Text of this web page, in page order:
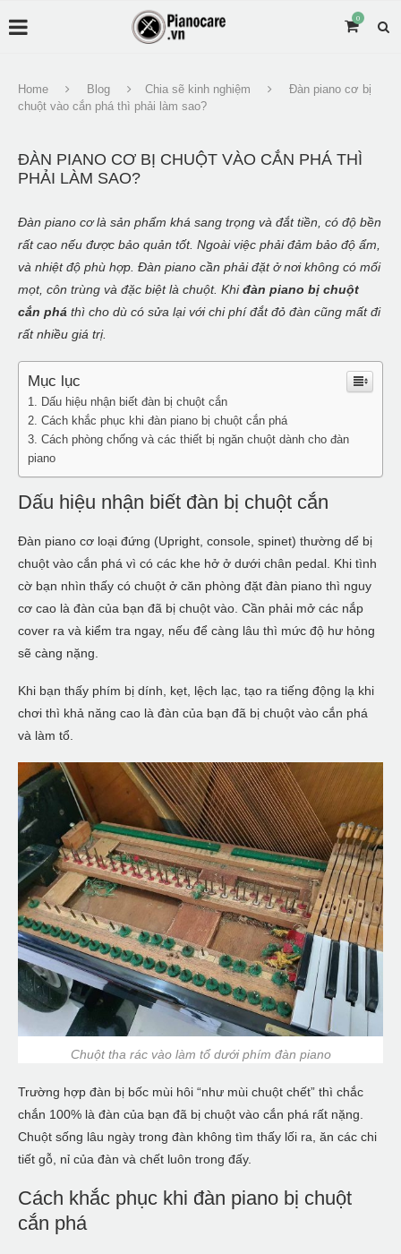
0
Home Blog Chia sẽ kinh nghiệm
Đàn piano cơ bị
chuột vào cắn phá thì phải làm sao?
ĐÀN PIANO CƠ BỊ CHUỘT VÀO CẮN PHÁ THÌ
PHẢI LÀM SAO?
Đàn piano cơ là sản phẩm khá sang trọng và đắt tiền, có độ bền
rất cao nếu được bảo quản tốt. Ngoài việc phải đảm bảo độ ẩm,
và nhiệt độ phù hợp. Đàn piano cần phải đặt ở nơi không có mối
mọt, côn trùng và đặc biệt là chuột. Khiđàn piano bị chuột
cắn phá thì cho dù có sửa lại với chi phí đắt đỏ đàn cũng mất đi
rất nhiều giá trị.
Mục lục
Dấu hiệu nhận biết đàn bị chuột cắn
Cách khắc phục khi đàn piano bị chuột cắn phá
Cách phòng chống và các thiết bị ngăn chuột dành cho đàn
piano
Dấu hiệu nhận biết đàn bị chuột cắn
Đàn piano cơ loại đứng (Upright, console, spinet) thường dể bị
chuột vào cắn phá vì có các khe hở ở dưới chân pedal. Khi tình
cờ bạn nhìn thấy có chuột ở căn phòng đặt đàn piano thì nguy
cơ cao là đàn của bạn đã bị chuột vào. Cần phải mở các nắp
cover ra và kiểm tra ngay, nếu để càng lâu thì mức độ hư hỏng
sẽ càng nặng.
Khi bạn thấy phím bị dính, kẹt, lệch lạc, tạo ra tiếng động lạ khi
chơi thì khả năng cao là đàn của bạn đã bị chuột vào cắn phá
và làm tổ.
Chuột tha rác vào làm tổ dưới phím đàn piano
Trường hợp đàn bị bốc mùi hôi “như mùi chuột chết” thì chắc
chắn 100% là đàn của bạn đã bị chuột vào cắn phá rất nặng.
Chuột sống lâu ngày trong đàn không tìm thấy lối ra, ăn các chi
tiết gỗ, nỉ của đàn và chết luôn trong đấy.
Cách khắc phục khi đàn piano bị chuột
cắn phá